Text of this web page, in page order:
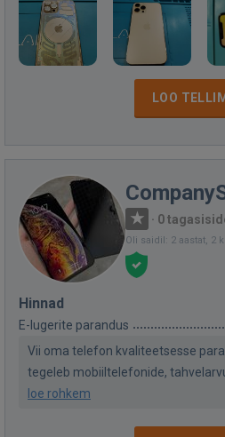
LOO
· 0
Oli saidil: 2 aastat, 2
Hinnad
E-lugerite parandus
Vii oma telefon kvaliteetsesse
tegeleb mobiiltelefonide,
loe rohkem